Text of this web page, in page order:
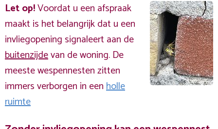
Let op!Voordat u een afspraak
maakt is het belangrijk dat u een
invliegopening signaleert aan de
buitenzijdevan de woning. De
meeste wespennesten zitten
immers verborgen in eenholle
ruimte